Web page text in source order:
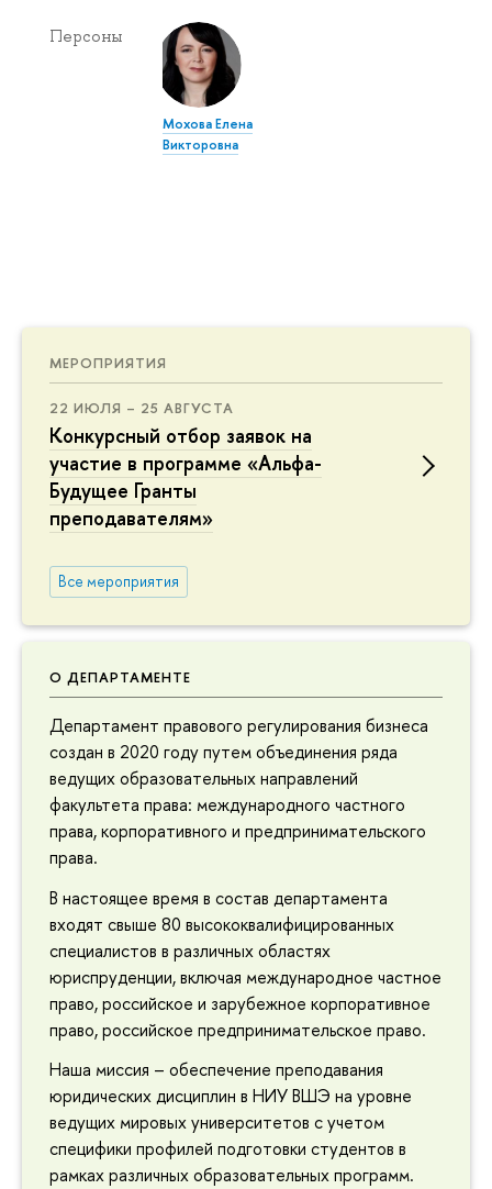
МЕРОПРИЯТИЯ
22 ИЮЛЯ – 25 АВГУСТА
Конкурсный отбор заявок на
участие в программе «Альфа-
Будущее Гранты
преподавателям»
Все мероприятия
О ДЕПАРТАМЕНТЕ
Департамент правового регулирования бизнеса
создан в 2020 году путем объединения ряда
ведущих образовательных направлений
факультета права: международного частного
права, корпоративного и предпринимательского
права.
В настоящее время в состав департамента
входят свыше 80 высококвалифицированных
специалистов в различных областях
юриспруденции, включая международное частное
право, российское и зарубежное корпоративное
право, российское предпринимательское право.
Наша миссия – обеспечение преподавания
юридических дисциплин в НИУ ВШЭ на уровне
ведущих мировых университетов с учетом
специфики профилей подготовки студентов в
рамках различных образовательных программ.
Персоны
Мохова Елена
Викторовна